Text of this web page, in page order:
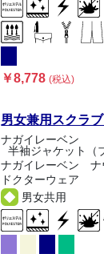
￥8,778(税込)
男女兼用スクラ
ナガイレーベン
半袖ジャケット（
ナガイレーベン ナ
ドクターウェア
男女共用